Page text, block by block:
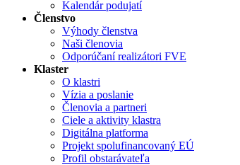
Kalendár podujatí
Členstvo
Výhody členstva
Naši členovia
Odporúčaní realizátori FVE
Klaster
O klastri
Vízia a poslanie
Členovia a partneri
Ciele a aktivity klastra
Digitálna platforma
Projekt spolufinancovaný EÚ
Profil obstarávateľa